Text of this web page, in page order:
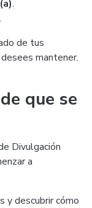
.
.
de tus
mantener.
que se
Divulgación
a
y descubrir cómo